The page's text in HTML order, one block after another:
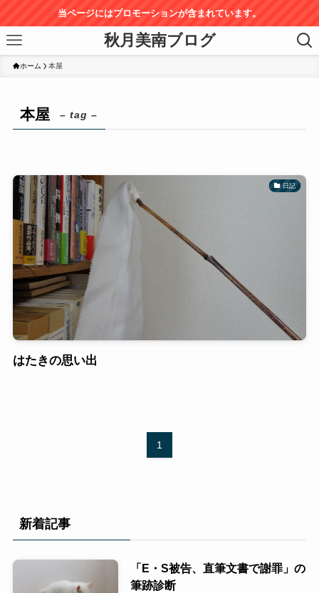
当ページにはプロモーションが含まれています。
秋月美南ブログ
ホーム 本屋
本屋 – tag –
日記
はたきの思い出
1
新着記事
「E・S被告、直筆文書で謝罪」の
筆跡診断